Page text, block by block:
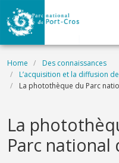
Skip to main content
Breadcrumb
Home
Des connaissances
L’acquisition et la diffusion
La photothèque du Parc
La
Parc national